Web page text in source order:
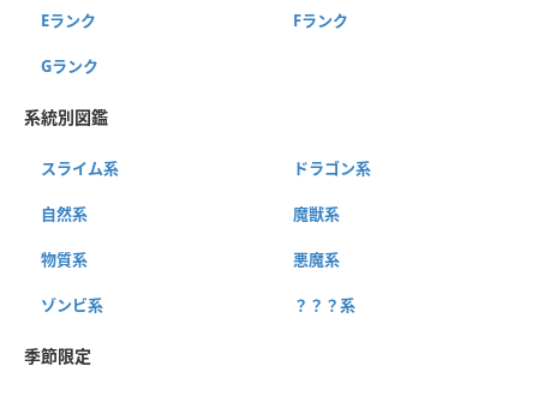
Eランク Fランク
Gランク
系統別図鑑
スライム系 ドラゴン系
自然系 魔獣系
物質系 悪魔系
ゾンビ系 ？？？系
季節限定